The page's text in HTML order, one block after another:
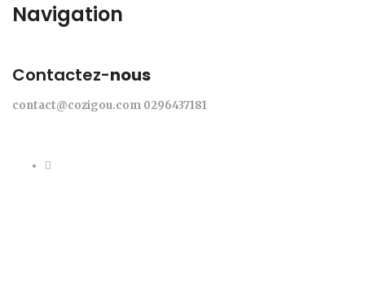
Navigation
Contactez-nous
contact@cozigou.com 0296437181